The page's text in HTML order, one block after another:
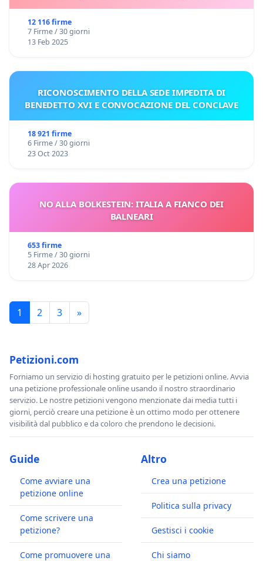
12 116 firme
7 Firme / 30 giorni
13 Feb 2025
RICONOSCIMENTO DELLA SEDE IMPEDITA DI
BENEDETTO XVI E CONVOCAZIONE DEL CONCLAVE
18 921 firme
6 Firme / 30 giorni
23 Oct 2023
NO ALLA BOLKESTEIN: ITALIA A FIANCO DEI
BALNEARI
653 firme
5 Firme / 30 giorni
28 Apr 2026
1 2 3 »
Petizioni.com
Forniamo un servizio di hosting gratuito per le petizioni online. Avvia
una petizione professionale online usando il nostro straordinario
servizio. Le nostre petizioni vengono menzionate dai media tutti i
giorni, perciò creare una petizione è un ottimo modo per ottenere
visibilità dal pubblico e da coloro che prendono le decisioni.
Guide
Come avviare una
petizione online
Come scrivere una
petizione?
Come promuovere una
Altro
Crea una petizione
Politica sulla privacy
Gestisci i cookie
Chi siamo